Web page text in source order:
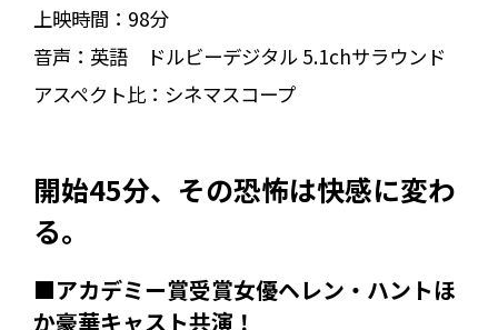
上映時間： 98分
音声： 英語 ドルビーデジタル 5.1chサラウンド
アスペクト比： シネマスコープ
開始45分、その恐怖は快感に変わ
る。
■アカデミー賞受賞女優ヘレン・ハントほ
か豪華キャスト共演！